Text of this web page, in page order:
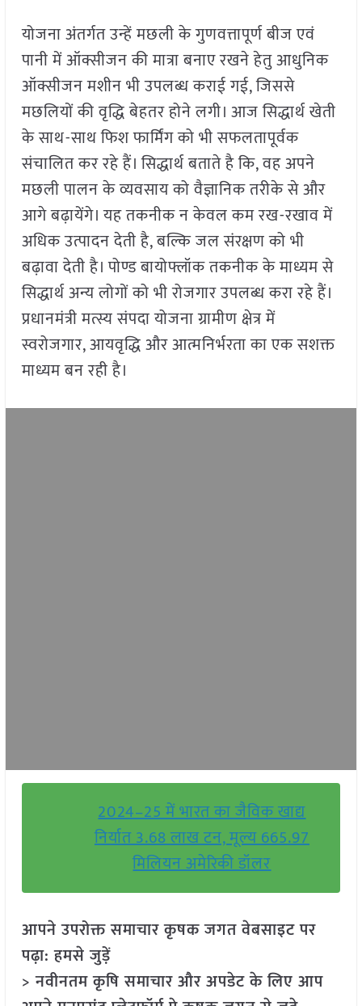
योजना अंतर्गत उन्हें मछली के गुणवत्तापूर्ण बीज एवं
पानी में ऑक्सीजन की मात्रा बनाए रखने हेतु आधुनिक
ऑक्सीजन मशीन भी उपलब्ध कराई गई, जिससे
मछलियों की वृद्धि बेहतर होने लगी। आज सिद्धार्थ खेती
के साथ-साथ फिश फार्मिंग को भी सफलतापूर्वक
संचालित कर रहे हैं। सिद्धार्थ बताते है कि, वह अपने
मछली पालन के व्यवसाय को वैज्ञानिक तरीके से और
आगे बढ़ायेंगे। यह तकनीक न केवल कम रख-रखाव में
अधिक उत्पादन देती है, बल्कि जल संरक्षण को भी
बढ़ावा देती है। पोण्ड बायोफ्लॉक तकनीक के माध्यम से
सिद्धार्थ अन्य लोगों को भी रोजगार उपलब्ध करा रहे हैं।
प्रधानमंत्री मत्स्य संपदा योजना ग्रामीण क्षेत्र में
स्वरोजगार, आयवृद्धि और आत्मनिर्भरता का एक सशक्त
माध्यम बन रही है।
2024–25 में भारत का जैविक खाद्य
निर्यात 3.68 लाख टन, मूल्य 665.97
मिलियन अमेरिकी डॉलर
आपने उपरोक्त समाचार कृषक जगत वेबसाइट पर
पढ़ा: हमसे जुड़ें
> नवीनतम कृषि समाचार और अपडेट के लिए आप